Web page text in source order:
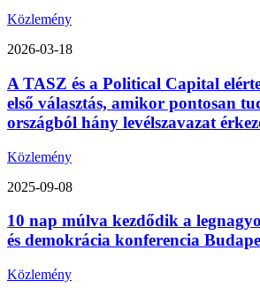
Közlemény
2026-03-18
A TASZ és a Political Capital
első választás, amikor pontosan
országból hány levélszavazat
Közlemény
2025-09-08
10 nap múlva kezdődik a
és demokrácia konferencia
Közlemény